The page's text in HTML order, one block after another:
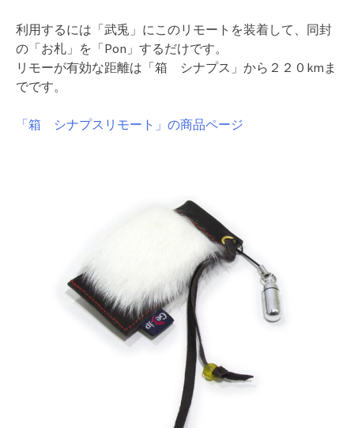
利用するには「武兎」にこのリモートを装着して、同封
の「お札」を「Pon」するだけです。
リモーが有効な距離は「箱 シナプス」から２２０kmま
でです。
「箱 シナプスリモート」の商品ページ